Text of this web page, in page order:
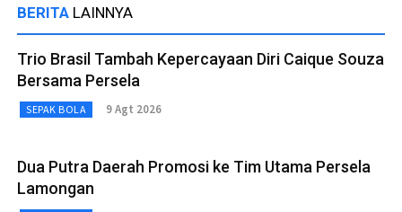
BERITA LAINNYA
Trio Brasil Tambah Kepercayaan Diri Caique Souza
Bersama Persela
SEPAK BOLA 9 Agt 2026
Dua Putra Daerah Promosi ke Tim Utama Persela
Lamongan